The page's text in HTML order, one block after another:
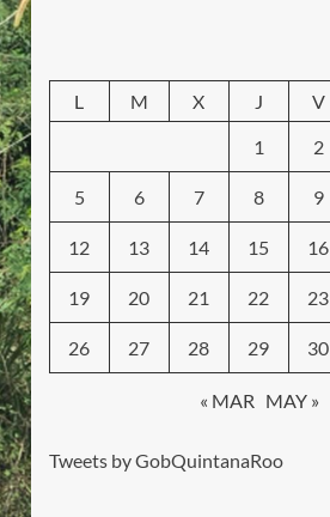
L
M X J V
1
2
5 6 7 8 9
12 13 14 15 16
19 20 21 22 23
26 27 28 29 30
« MAR MAY »
Tweets by GobQuintanaRoo